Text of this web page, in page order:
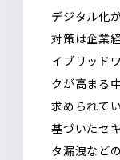
デジタル化
対策は企業
イブリッド
クが高まる
求められて
基づいたセ
タ漏洩など